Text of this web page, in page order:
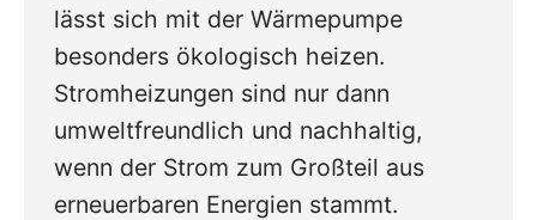
lässt sich mit der Wärmepumpe
besonders ökologisch heizen.
Stromheizungen sind nur dann
umweltfreundlich und nachhaltig,
wenn der Strom zum Großteil aus
erneuerbaren Energien stammt.